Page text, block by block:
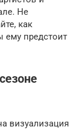
Не
как
ему предстоит
визуализация